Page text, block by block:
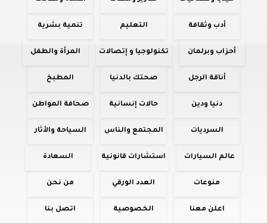
أدب وثقافة التعليم تنمية بشرية
أحزاب وبرلمان تكنولوجيا و إتصالات المرأة والطفل
أناقة الرجل صحتك بالدنيا المطبخ
دنيا ودين حالات إنسانية صحافة المواطن
السرديات المجتمع والناس السياحة والأثار
عالم السيارات استشارات قانونية السعادة
منوعات العدد الورقي من نحن
اعلن معنا الخصوصية اتصل بنا